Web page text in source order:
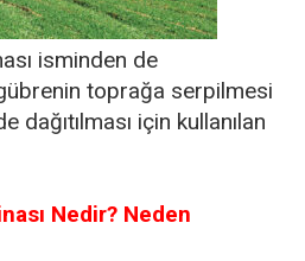
isminden de
toprağa serpilmesi
için kullanılan
Nedir? Neden